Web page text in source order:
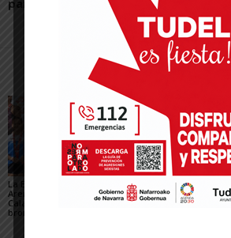
parque eólico de Cascante
Artículos relacionados
La Escuela del Triatlón
Arenas regresa de
Calahorra con dos
bronces nacionales
César Monasterio será
el entrenador del C.D.
Tudelano: «Queremos